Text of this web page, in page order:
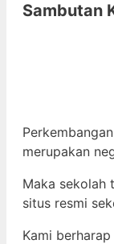
Sambutan
merupakan
Maka sekolah
situs resmi
Kami